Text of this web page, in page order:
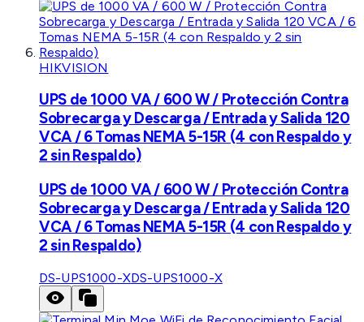
HIKVISION
UPS de 1000 VA / 600 W / Protección Contra
Sobrecarga y Descarga / Entrada y Salida 120
VCA / 6 Tomas NEMA 5-15R (4 con Respaldo y
2 sin Respaldo)
UPS de 1000 VA / 600 W / Protección Contra
Sobrecarga y Descarga / Entrada y Salida 120
VCA / 6 Tomas NEMA 5-15R (4 con Respaldo y
2 sin Respaldo)
DS-UPS1000-XDS-UPS1000-X